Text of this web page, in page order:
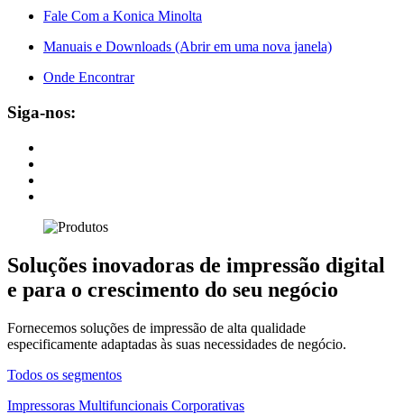
Fale Com a Konica Minolta
Manuais e Downloads (Abrir em uma nova janela)
Onde Encontrar
Siga-nos:
Soluções inovadoras de impressão digital
e para o crescimento do seu negócio
Fornecemos soluções de impressão de alta qualidade
especificamente adaptadas às suas necessidades de negócio.
Todos os segmentos
Impressoras Multifuncionais Corporativas